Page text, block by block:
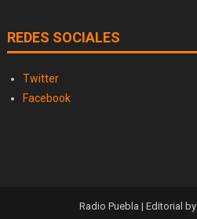
REDES SOCIALES
Twitter
Facebook
Radio Puebla | Editorial by